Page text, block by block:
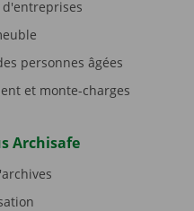
personnes âgées
et monte-charges
Archisafe